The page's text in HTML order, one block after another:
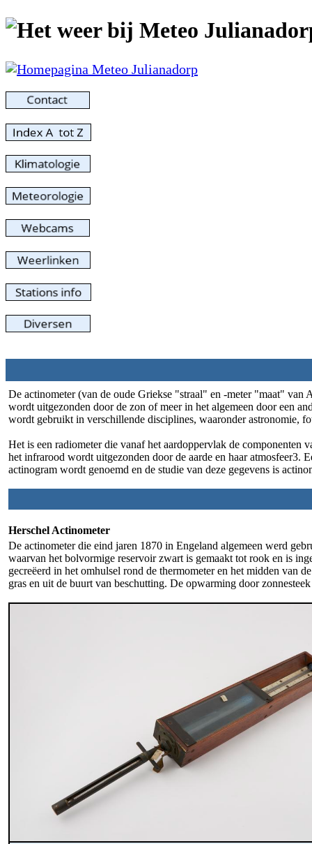
De actinometer (van de oude Griekse "straal" en -meter "maat" van
wordt uitgezonden door de zon of meer in het algemeen door een
wordt gebruikt in verschillende disciplines, waaronder astronomie,
Het is een radiometer die vanaf het aardoppervlak de componenten
het infrarood wordt uitgezonden door de aarde en haar atmosfeer3.
actinogram wordt genoemd en de studie van deze gegevens is
Herschel Actinometer
De actinometer die eind jaren 1870 in Engeland algemeen werd
waarvan het bolvormige reservoir zwart is gemaakt tot rook en is
gecreëerd in het omhulsel rond de thermometer en het midden van
gras en uit de buurt van beschutting. De opwarming door